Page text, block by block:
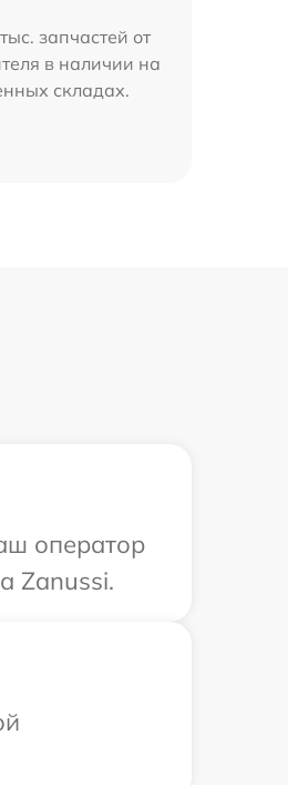
запчастей от
в наличии на
складах.
оператор
Zanussi.